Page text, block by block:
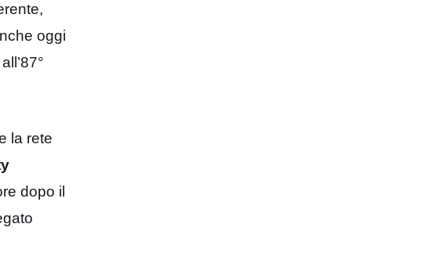
oggi
la rete
dopo il